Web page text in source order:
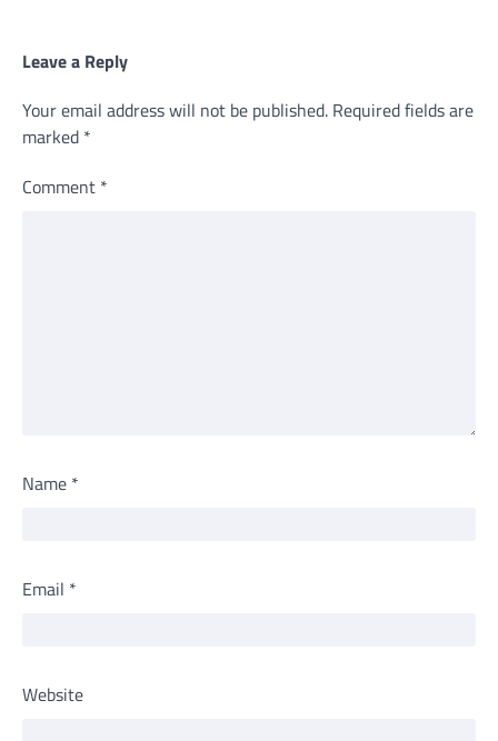
Leave a Reply
Your email address will not be published. Required fields are
marked *
Comment *
Name *
Email *
Website